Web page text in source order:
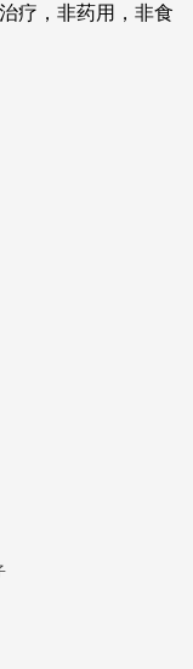
疗，非药用，非食